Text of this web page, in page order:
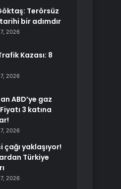
Terörsüz
bir adımdır
2026
Kazası: 8
2026
ABD’ye gaz
3 katına
2026
çağı yaklaşıyor!
Türkiye
2026